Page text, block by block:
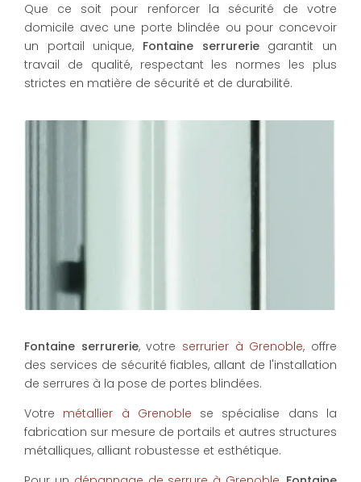
Que ce soit pour renforcer la sécurité de votre
domicile avec une porte blindée ou pour concevoir
un portail unique, Fontaine serrureriegarantit un
travail de qualité, respectant les normes les plus
strictes en matière de sécurité et de durabilité.
Fontaine serrurerie, votre serrurier à Grenoble, offre
des services de sécurité fiables, allant de l'installation
de serrures à la pose de portes blindées.
Votre métallier à Grenoble se spécialise dans la
fabrication sur mesure de portails et autres structures
métalliques, alliant robustesse et esthétique.